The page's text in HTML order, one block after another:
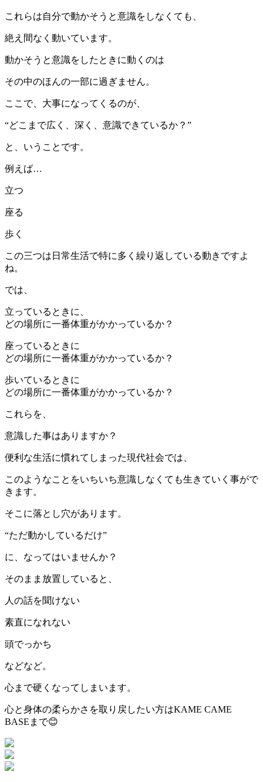
これらは自分で動かそうと意識をしなくても、
絶え間なく動いています。
動かそうと意識をしたときに動くのは
その中のほんの一部に過ぎません。
ここで、大事になってくるのが、
“どこまで広く、深く、意識できているか？”
と、いうことです。
例えば…
立つ
座る
歩く
この三つは日常生活で特に多く繰り返している動きですよ
ね。
では、
立っているときに、
どの場所に一番体重がかかっているか？
座っているときに
どの場所に一番体重がかかっているか？
歩いているときに
どの場所に一番体重がかかっているか？
これらを、
意識した事はありますか？
便利な生活に慣れてしまった現代社会では、
このようなことをいちいち意識しなくても生きていく事がで
きます。
そこに落とし穴があります。
“ただ動かしているだけ”
に、なってはいませんか？
そのまま放置していると、
人の話を聞けない
素直になれない
頭でっかち
などなど。
心まで硬くなってしまいます。
心と身体の柔らかさを取り戻したい方はKAME CAME
BASEまで😊